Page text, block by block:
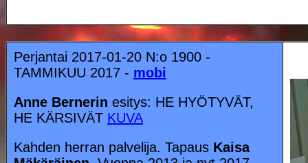
Perjantai 2017-01-20 N:o 1900 -
TAMMIKUU 2017 - mobi
Anne Bernerin esitys: HE HYÖTYVÄT,
HE KÄRSIVÄT KUVA
Kahden herran palvelija. Tapaus Kaisa